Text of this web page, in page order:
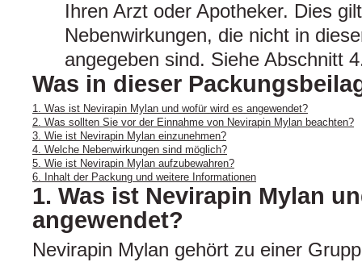
Ihren Arzt oder Apotheker. Dies
Nebenwirkungen, die nicht in
angegeben sind. Siehe Abschnitt
Was in dieser
1. Was ist Nevirapin Mylan und wofür wird es angewendet?
2. Was sollten Sie vor der Einnahme von Nevirapin Mylan beachten?
3. Wie ist Nevirapin Mylan einzunehmen?
4. Welche Nebenwirkungen sind möglich?
5. Wie ist Nevirapin Mylan aufzubewahren?
6. Inhalt der Packung und weitere Informationen
1. Was ist Nevirapin Mylan
angewendet?
Nevirapin Mylan gehört zu einer